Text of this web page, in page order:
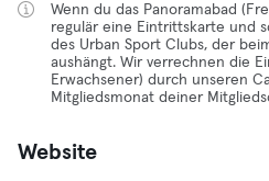
Wenn du das Panoramabad
regulär eine Eintrittskarte und
des Urban Sport Clubs, der
aushängt. Wir verrechnen die
Erwachsener) durch unseren
Mitgliedsmonat deiner
Website